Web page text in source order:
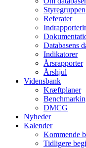
Styregruppen
Referater
Databasens
Indikatorer
Årsrapporter
Årshjul
Vidensbank
Kræftplaner
DMCG
Nyheder
Kalender
Kommende
Tidligere